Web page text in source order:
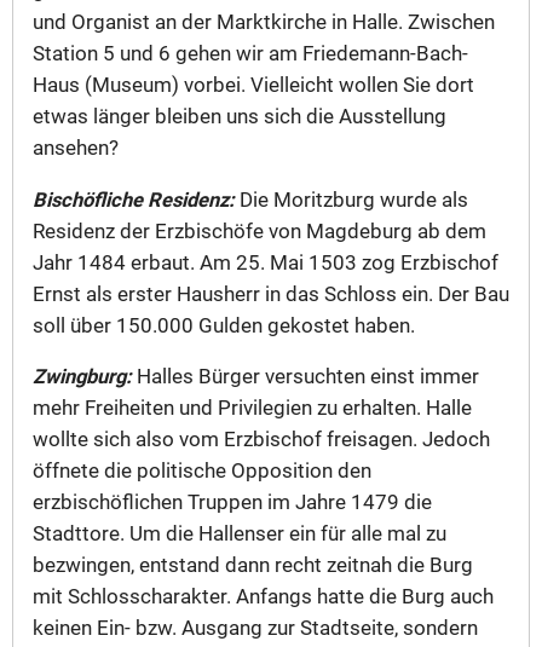
und Organist an der Marktkirche in Halle. Zwischen
Station 5 und 6 gehen wir am Friedemann-Bach-
Haus (Museum) vorbei. Vielleicht wollen Sie dort
etwas länger bleiben uns sich die Ausstellung
ansehen?
Bischöfliche Residenz:Die Moritzburg wurde als
Residenz der Erzbischöfe von Magdeburg ab dem
Jahr 1484 erbaut. Am 25. Mai 1503 zog Erzbischof
Ernst als erster Hausherr in das Schloss ein. Der Bau
soll über 150.000 Gulden gekostet haben.
Zwingburg:Halles Bürger versuchten einst immer
mehr Freiheiten und Privilegien zu erhalten. Halle
wollte sich also vom Erzbischof freisagen. Jedoch
öffnete die politische Opposition den
erzbischöflichen Truppen im Jahre 1479 die
Stadttore. Um die Hallenser ein für alle mal zu
bezwingen, entstand dann recht zeitnah die Burg
mit Schlosscharakter. Anfangs hatte die Burg auch
keinen Ein- bzw. Ausgang zur Stadtseite, sondern